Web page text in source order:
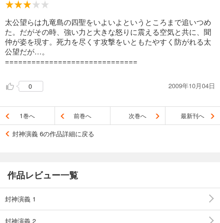
太公望らは九竜島の四聖をいよいよというところまで追いつめ
た。だがその時、強い力と大きな怒りに震える空気と共に、聞
仲が姿を現す。死力を尽くす攻撃をいともたやすく防がれる太
公望だが…。
==============================
0 2009年10月04日
1巻へ 前巻へ 次巻へ 最新刊へ
封神演義 6の作品詳細に戻る
作品レビュー一覧
封神演義 1
封神演義 2